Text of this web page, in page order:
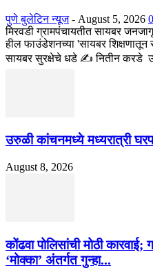
पुणे बुलेटिन न्यूज - August 5, 2026 0
मिरवडी ग्रामपंचायतीत सायबर
हील फाउंडेशनच्या 'सायबर शिक्षणातून
सायबर सुरक्षेचे धडे ✍️ नितीन करडे
उरुळी कांचनमध्ये मध्यरात्री
August 8, 2026
कोंढवा पोलिसांची मोठी कारवाई;
‘मोक्का’ अंतर्गत गुन्हा...